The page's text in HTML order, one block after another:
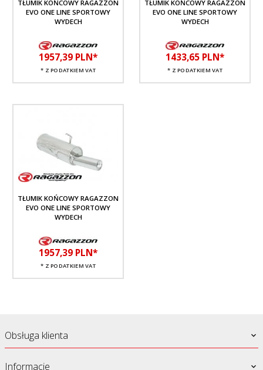
TŁUMIK KOŃCOWY RAGAZZON
EVO ONE LINE SPORTOWY
WYDECH
1957,39 PLN*
* Z PODATKIEM VAT
TŁUMIK KOŃCOWY RAGAZZON
EVO ONE LINE SPORTOWY
WYDECH
1433,65 PLN*
* Z PODATKIEM VAT
TŁUMIK KOŃCOWY RAGAZZON
EVO ONE LINE SPORTOWY
WYDECH
1957,39 PLN*
* Z PODATKIEM VAT
Obsługa klienta
Informacje